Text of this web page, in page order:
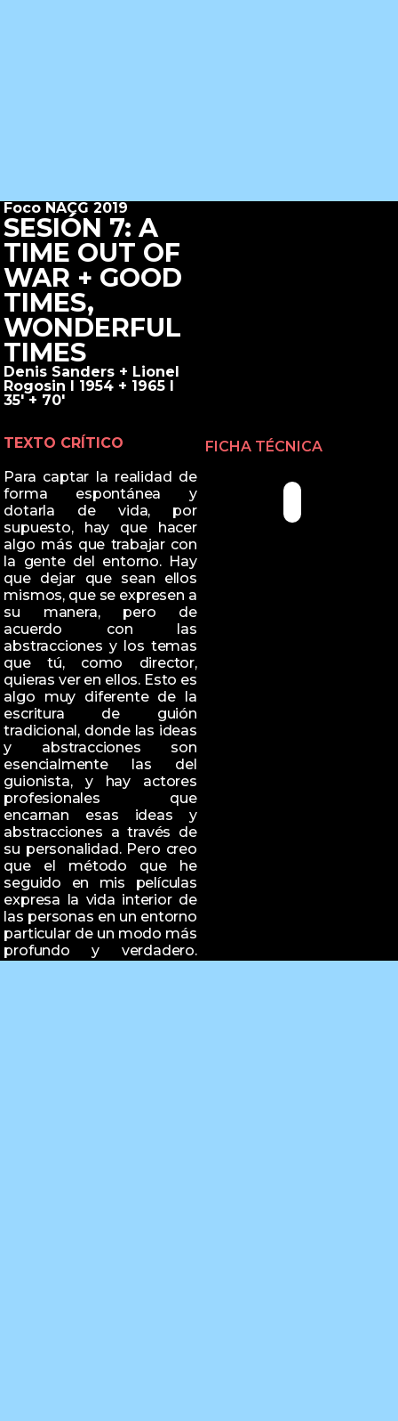
Foco NACG 2019
SESIÓN 7: A
TIME OUT OF
WAR + GOOD
TIMES,
WONDERFUL
TIMES
Denis Sanders + Lionel
Rogosin I 1954 + 1965 I
35' + 70'
TEXTO CRÍTICO
Para captar la realidad de
forma espontánea y
dotarla de vida, por
supuesto, hay que hacer
algo más que trabajar con
la gente del entorno. Hay
que dejar que sean ellos
mismos, que se expresen a
su manera, pero de
acuerdo con las
abstracciones y los temas
que tú, como director,
quieras ver en ellos. Esto es
algo muy diferente de la
escritura de guión
tradicional, donde las ideas
y abstracciones son
esencialmente las del
guionista, y hay actores
profesionales que
encarnan esas ideas y
abstracciones a través de
su personalidad. Pero creo
que el método que he
seguido en mis películas
expresa la vida interior de
las personas en un entorno
particular de un modo más
profundo y verdadero.
FICHA TÉCNICA